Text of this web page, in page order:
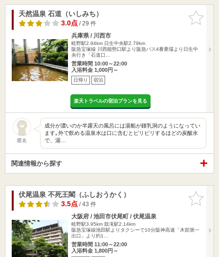
お気に入
りに追加
天然温泉 石道（いしみち）
3.0点/ 29 件
兵庫県 / 川西市
畦野駅2.94km 日生中央駅2.79km
阪急宝塚線 川西能勢口駅より阪急バス4番乗場より日生中
央行き「石道口…
営業時間 10:00～22:00
入浴料金 1,000円～
日帰り 宿泊
楽天トラベルの宿泊プランを見る
匿名
成分が濃いのか半露天の風呂には湯船が鍾乳洞のようになってい
ます｡外で飲める温泉水は口に含むとピリピリするほどの炭酸水
で、湯…
関連情報から探す
お気に入
りに追加
伏尾温泉 不死王閣（ふしおうかく）
3.5点/ 43 件
大阪府 / 池田市伏尾町 / 伏尾温泉
畦野駅3.95km 鼓滝駅2.14km
阪急宝塚線池田駅よりタクシーで10分阪神高速「木部第一
出口」より約1…
営業時間 11:00～22:00
入浴料金 1,800円～